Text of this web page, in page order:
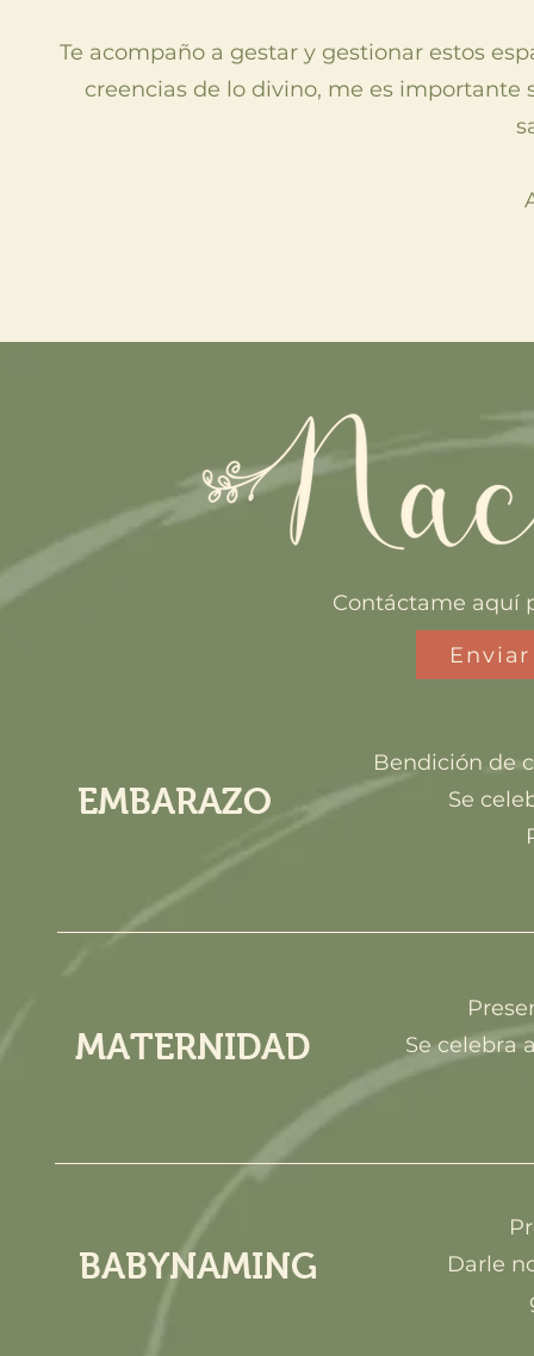
Te acompaño a gestar y gestionar estos
creencias de lo divino, me es
Contáctame aquí
EMBARAZO
Bendición de
Se
MATERNIDAD
Se celebra
BABYNAMING
Darle